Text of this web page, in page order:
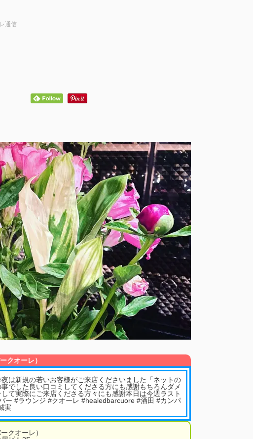
通信
クオーレ）
は新規の若いお客様がご来店くださいました「ネットの
でした良い口コミしてくださる方にも感謝もちろんダメ
て実際にご来店くださる方々にも感謝本日は今週ラスト
ー #ラウンジ #クオーレ #healedbarcuore #酒田 #カンパ
実
クオーレ）